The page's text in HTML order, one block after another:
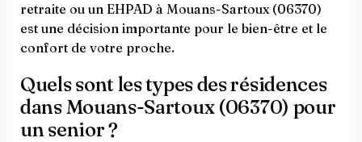
retraite ou un EHPAD à Mouans-Sartoux (06370)
est une décision importante pour le bien-être et le
confort de votre proche.
Quels sont les types des résidences
dans Mouans-Sartoux (06370) pour
un senior ?